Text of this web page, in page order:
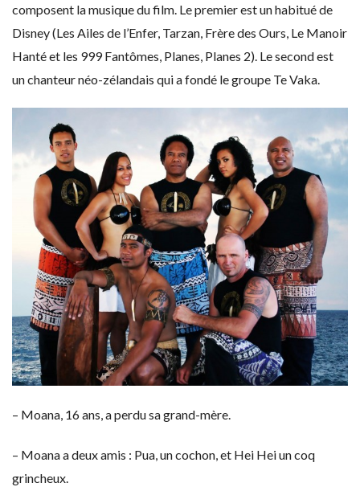
composent la musique du film. Le premier est un habitué de
Disney (Les Ailes de l’Enfer, Tarzan, Frère des Ours, Le Manoir
Hanté et les 999 Fantômes, Planes, Planes 2). Le second est
un chanteur néo-zélandais qui a fondé le groupe Te Vaka.
– Moana, 16 ans, a perdu sa grand-mère.
– Moana a deux amis : Pua, un cochon, et Hei Hei un coq
grincheux.